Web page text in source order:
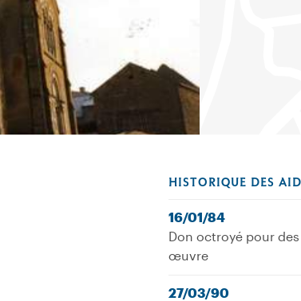
HISTORIQUE DES
16/01/84
Don octroyé pour
œuvre
27/03/90